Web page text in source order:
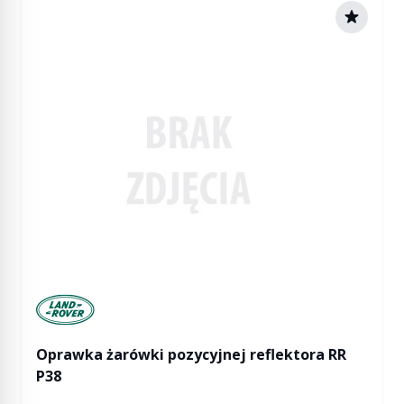
Manufactured by Land rover
Oprawka żarówki pozycyjnej reflektora RR
P38